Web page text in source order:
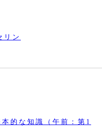
リン
的な知識（午前：第1